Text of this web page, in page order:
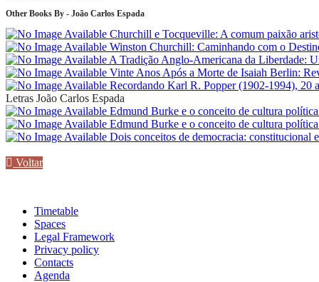
Other Books By - João Carlos Espada
Churchill e Tocqueville: A comum paixão
Winston Churchill: Caminhando com o
A Tradição Anglo-Americana da Liberdade:
Vinte Anos Após a Morte de Isaiah Berlin:
Recordando Karl R. Popper (1902-1994), 20
Letras João Carlos Espada
Edmund Burke e o conceito de cultura
Edmund Burke e o conceito de cultura
Dois conceitos de democracia: constitucional
Voltar
Timetable
Spaces
Legal Framework
Privacy policy
Contacts
Agenda